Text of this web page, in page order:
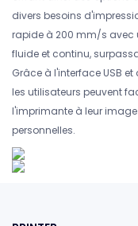
divers besoins
rapide à 200 mm/s avec
fluide et continu,
Grâce à l'interface USB
les utilisateurs peuvent
l'imprimante à leur
personnelles.